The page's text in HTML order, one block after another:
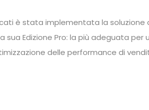
è stata implementata la
sua Edizione Pro: la più adeguata
delle performance di